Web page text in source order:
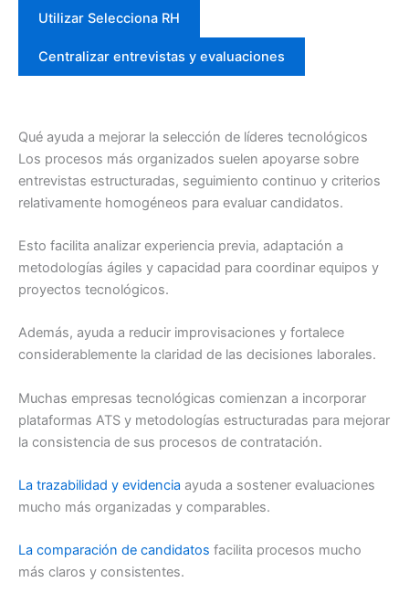
Utilizar Selecciona RH
Centralizar entrevistas y evaluaciones
Qué ayuda a mejorar la selección de líderes tecnológicos
Los procesos más organizados suelen apoyarse sobre
entrevistas estructuradas, seguimiento continuo y criterios
relativamente homogéneos para evaluar candidatos.
Esto facilita analizar experiencia previa, adaptación a
metodologías ágiles y capacidad para coordinar equipos y
proyectos tecnológicos.
Además, ayuda a reducir improvisaciones y fortalece
considerablemente la claridad de las decisiones laborales.
Muchas empresas tecnológicas comienzan a incorporar
plataformas ATS y metodologías estructuradas para mejorar
la consistencia de sus procesos de contratación.
La trazabilidad y evidencia ayuda a sostener evaluaciones
mucho más organizadas y comparables.
La comparación de candidatos facilita procesos mucho
más claros y consistentes.